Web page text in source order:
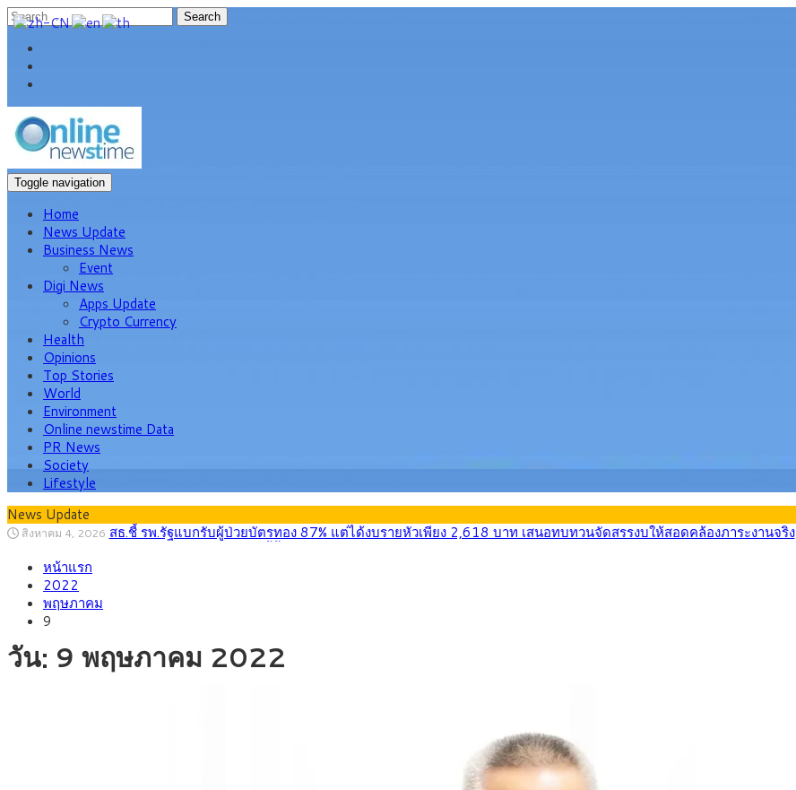
Search
Toggle navigation
Home
News Update
Business News
Event
Digi News
Apps Update
Crypto Currency
Health
Opinions
Top Stories
World
Environment
Online newstime Data
PR News
Society
Lifestyle
News Update
สิงหาคม 4, 2026 สธ.ชี้ รพ.รัฐแบกรับผู้ป่วยบัตรทอง 87% แต่ได้งบรายหัวเพียง 2,618 บาท เสนอทบทวนจัดสรรงบให้สอดคล้องภาระงานจริง
สิงหาคม 1, 2026
กรกฎาคม 27, 2026
กรกฎาคม 27, 2026
สิงหาคม 5, 2026
หน้าแรก
2022
พฤษภาคม
9
วัน: 9 พฤษภาคม 2022